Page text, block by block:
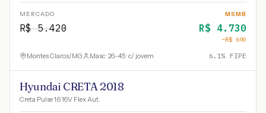
MERCADO
R$5.420
MSMB
R$ 4.730
−R$ 690
Montes Claros/MG Masc · 26-45 · c/ jovem 6.1% FIPE
Hyundai CRETA 2018
Creta Pulse 1.6 16V Flex Aut.